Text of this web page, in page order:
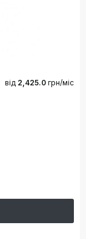
від 2,425.0 грн/міс